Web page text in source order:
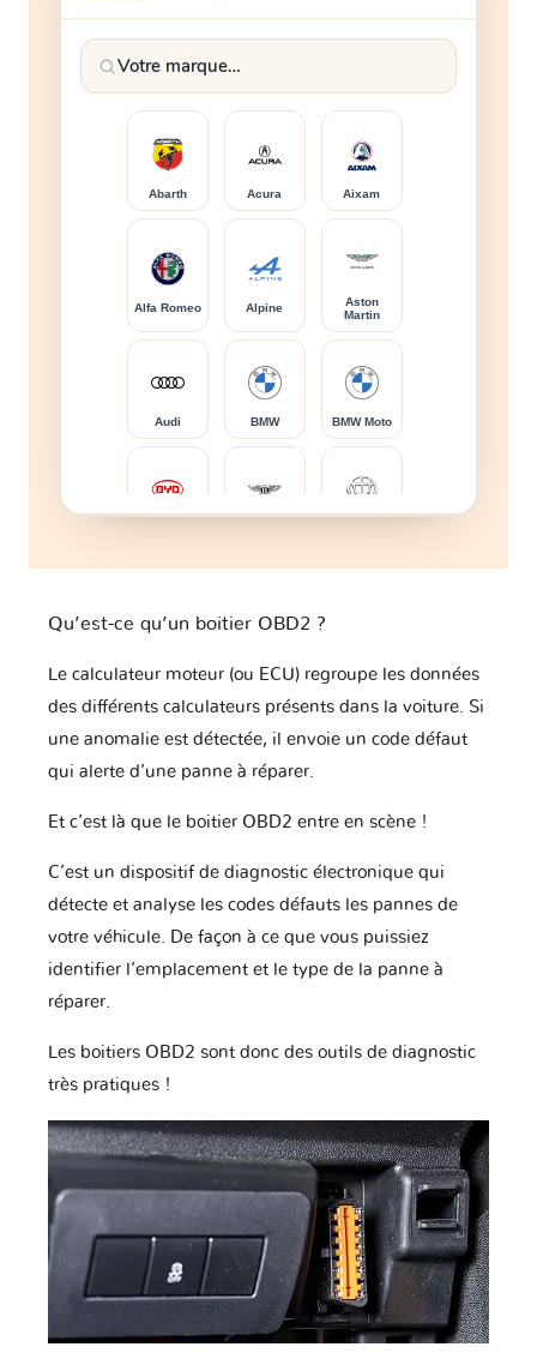
Abarth Acura Aixam
Alfa Romeo Alpine
Aston
Martin
Audi BMW BMW Moto
Bugatti
Cadillac Caterham Changan
Chrysler Citroen Cupra
Datsun
Dodge Dongfeng Ducati
Qu’est-ce qu’un boitier OBD2 ?
Le calculateur moteur (ou ECU) regroupe les données
des différents calculateurs présents dans la voiture. Si
une anomalie est détectée, il envoie un code défaut
qui alerte d’une panne à réparer.
Et c’est là que le boitier OBD2 entre en scène !
C’est un dispositif de diagnostic électronique qui
détecte et analyse les codes défauts les pannes de
votre véhicule. De façon à ce que vous puissiez
identifier l’emplacement et le type de la panne à
réparer.
Les boitiers OBD2 sont donc des outils de diagnostic
très pratiques !